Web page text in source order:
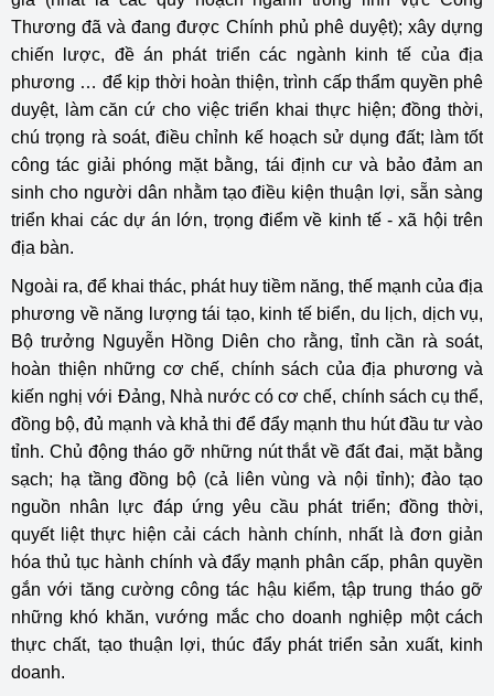
Thương đã và đang được Chính phủ phê duyệt); xây dựng
chiến lược, đề án phát triển các ngành kinh tế của địa
phương … để kịp thời hoàn thiện, trình cấp thẩm quyền phê
duyệt, làm căn cứ cho việc triển khai thực hiện; đồng thời,
chú trọng rà soát, điều chỉnh kế hoạch sử dụng đất; làm tốt
công tác giải phóng mặt bằng, tái định cư và bảo đảm an
sinh cho người dân nhằm tạo điều kiện thuận lợi, sẵn sàng
triển khai các dự án lớn, trọng điểm về kinh tế - xã hội trên
địa bàn.
Ngoài ra, để khai thác, phát huy tiềm năng, thế mạnh của địa
phương về năng lượng tái tạo, kinh tế biển, du lịch, dịch vụ,
Bộ trưởng Nguyễn Hồng Diên cho rằng, tỉnh cần rà soát,
hoàn thiện những cơ chế, chính sách của địa phương và
kiến nghị với Đảng, Nhà nước có cơ chế, chính sách cụ thể,
đồng bộ, đủ mạnh và khả thi để đẩy mạnh thu hút đầu tư vào
tỉnh. Chủ động tháo gỡ những nút thắt về đất đai, mặt bằng
sạch; hạ tầng đồng bộ (cả liên vùng và nội tỉnh); đào tạo
nguồn nhân lực đáp ứng yêu cầu phát triển; đồng thời,
quyết liệt thực hiện cải cách hành chính, nhất là đơn giản
hóa thủ tục hành chính và đẩy mạnh phân cấp, phân quyền
gắn với tăng cường công tác hậu kiểm, tập trung tháo gỡ
những khó khăn, vướng mắc cho doanh nghiệp một cách
thực chất, tạo thuận lợi, thúc đẩy phát triển sản xuất, kinh
doanh.